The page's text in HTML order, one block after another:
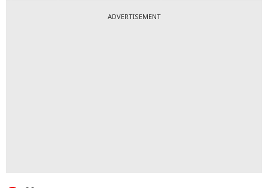
ADVERTISEMENT